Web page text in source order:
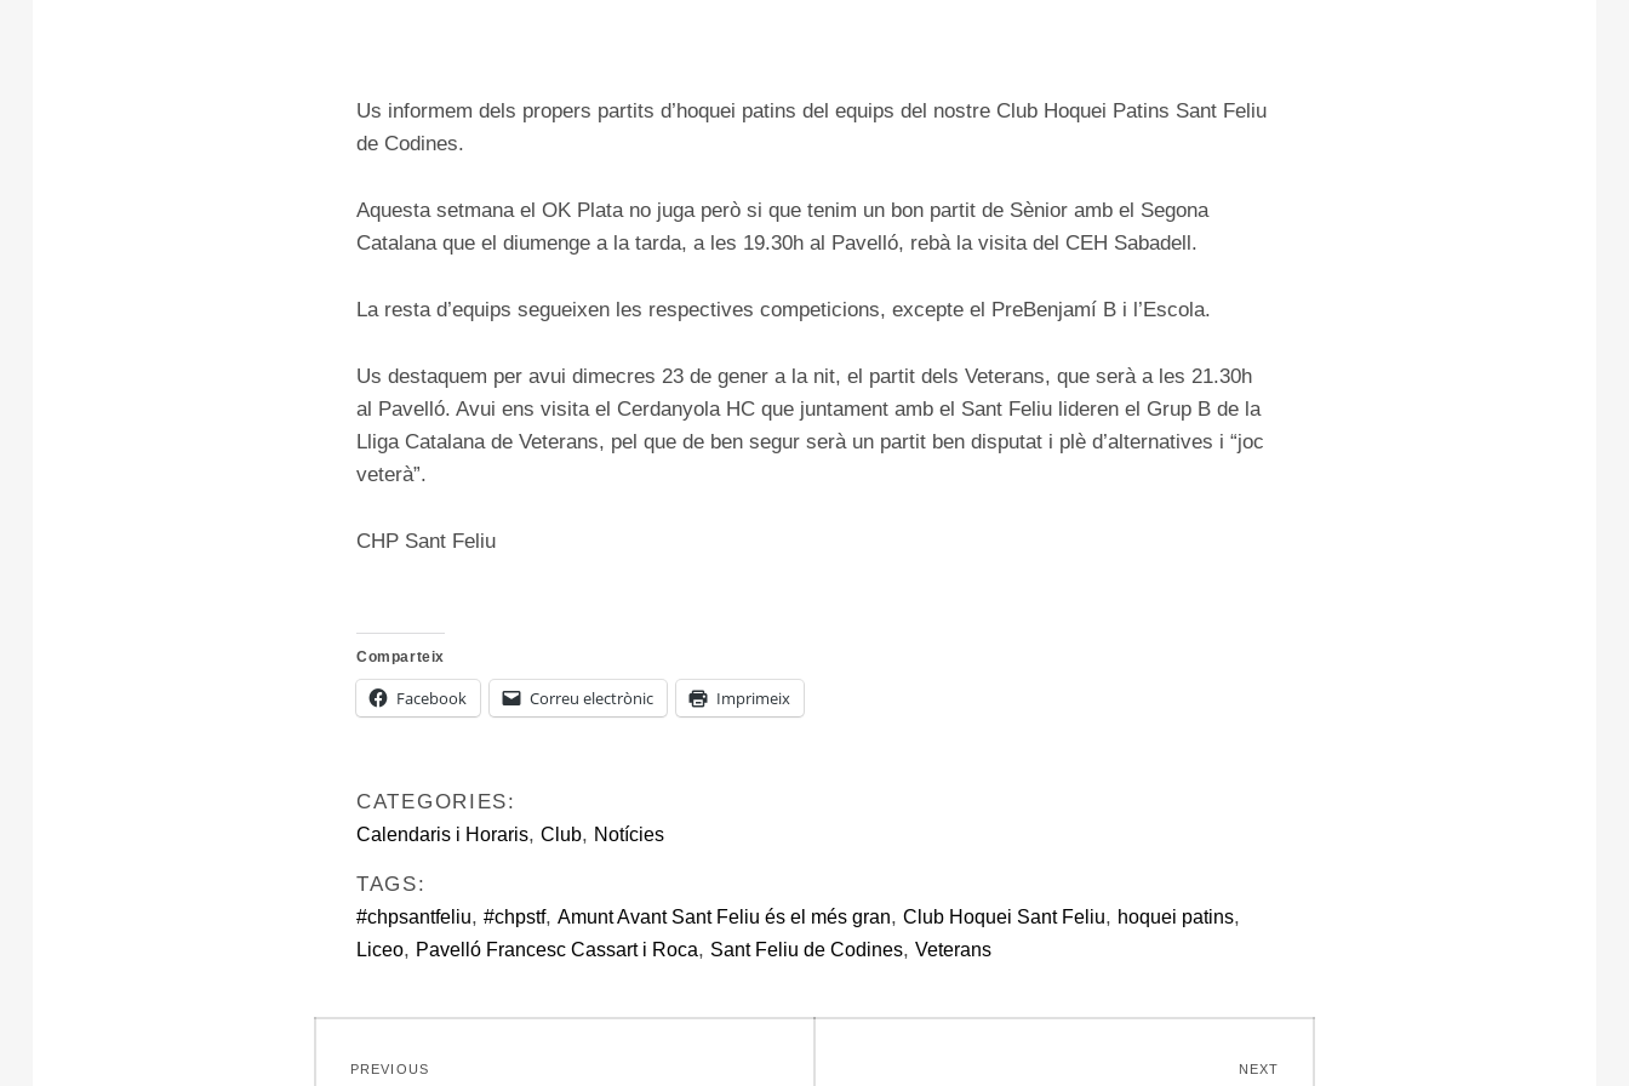
Us informem dels propers partits d’hoquei patins del equips del nostre Club Hoquei Patins Sant Feliu
de Codines.
Aquesta setmana el OK Plata no juga però si que tenim un bon partit de Sènior amb el Segona
Catalana que el diumenge a la tarda, a les 19.30h al Pavelló, rebà la visita del CEH Sabadell.
La resta d’equips segueixen les respectives competicions, excepte el PreBenjamí B i l’Escola.
Us destaquem per avui dimecres 23 de gener a la nit, el partit dels Veterans, que serà a les 21.30h
al Pavelló. Avui ens visita el Cerdanyola HC que juntament amb el Sant Feliu lideren el Grup B de la
Lliga Catalana de Veterans, pel que de ben segur serà un partit ben disputat i plè d’alternatives i “joc
veterà”.
CHP Sant Feliu
Comparteix
Facebook Correu electrònic Imprimeix
CATEGORIES:
Calendaris i Horaris, Club, Notícies
TAGS:
#chpsantfeliu, #chpstf, Amunt Avant Sant Feliu és el més gran, Club Hoquei Sant Feliu, hoquei patins,
Liceo, Pavelló Francesc Cassart i Roca, Sant Feliu de Codines, Veterans
PREVIOUS NEXT